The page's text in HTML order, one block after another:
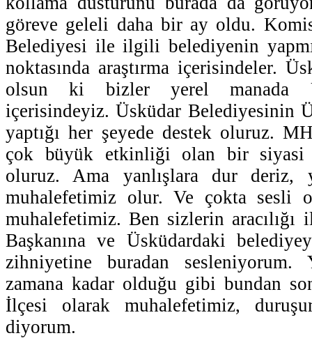
göreve geleli daha bir ay oldu.
Belediyesi ile ilgili belediyenin
noktasında araştırma içerisindeler.
olsun ki bizler yerel manada
içerisindeyiz. Üsküdar Belediyesinin
yaptığı her şeyede destek oluruz.
çok büyük etkinliği olan bir siyasi
oluruz. Ama yanlışlara dur deriz,
muhalefetimiz olur. Ve çokta sesli
muhalefetimiz. Ben sizlerin aracılığı
Başkanına ve Üsküdardaki
zihniyetine buradan sesleniyorum.
zamana kadar olduğu gibi bundan
İlçesi olarak muhalefetimiz,
diyorum.